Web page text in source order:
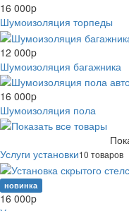
16 000p
Шумоизоляция торпеды
12 000p
Шумоизоляция багажника
16 000p
Шумоизоляция пола
Услуги установки10 товаров
новинка
16 000p